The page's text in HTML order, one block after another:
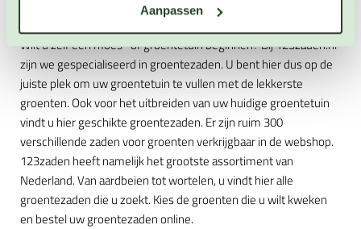
Aanpassen
Grootste assortiment groentezaden
Wilt u zelf een moes- of groentetuin beginnen? Bij 123zaden.nl
zijn we gespecialiseerd in groentezaden. U bent hier dus op de
juiste plek om uw groentetuin te vullen met de lekkerste
groenten. Ook voor het uitbreiden van uw huidige groentetuin
vindt u hier geschikte groentezaden. Er zijn ruim 300
verschillende zaden voor groenten verkrijgbaar in de webshop.
123zaden heeft namelijk het grootste assortiment van
Nederland. Van aardbeien tot wortelen, u vindt hier alle
groentezaden die u zoekt. Kies de groenten die u wilt kweken
en bestel uw groentezaden online.